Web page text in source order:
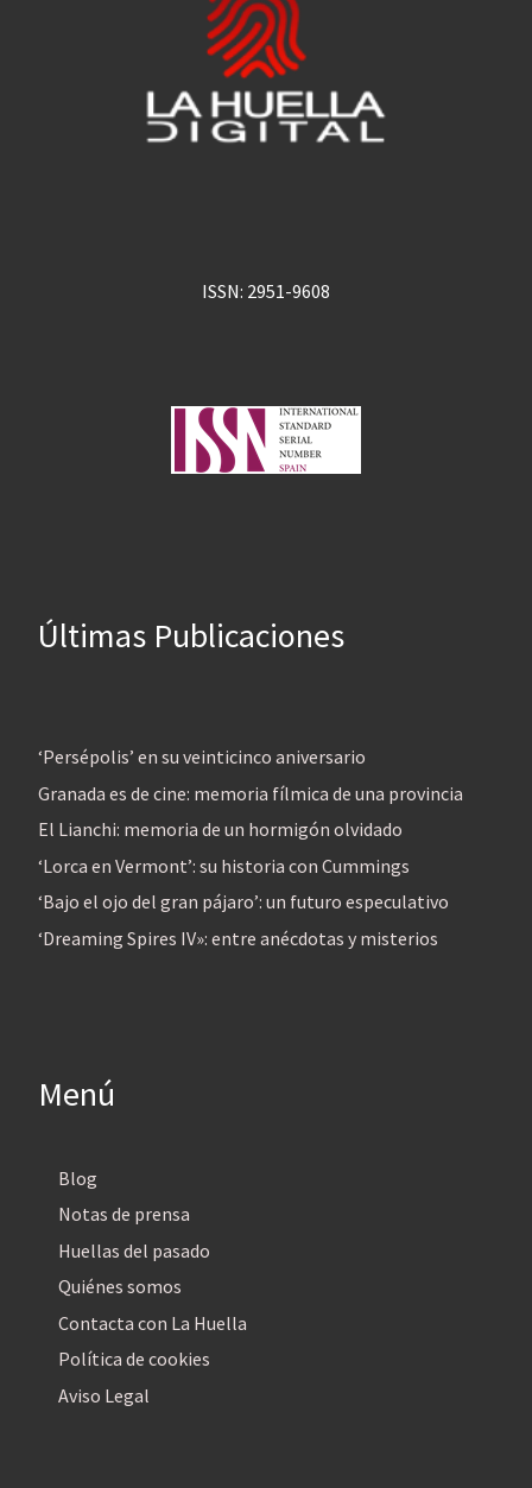
ISSN: 2951-9608
Últimas Publicaciones
‘Persépolis’ en su veinticinco aniversario
Granada es de cine: memoria fílmica de una provincia
El Lianchi: memoria de un hormigón olvidado
‘Lorca en Vermont’: su historia con Cummings
‘Bajo el ojo del gran pájaro’: un futuro especulativo
‘Dreaming Spires IV»: entre anécdotas y misterios
Menú
Blog
Notas de prensa
Huellas del pasado
Quiénes somos
Contacta con La Huella
Política de cookies
Aviso Legal